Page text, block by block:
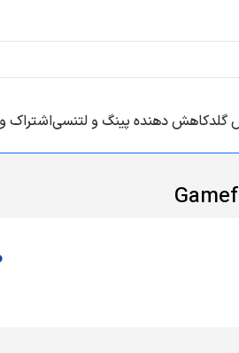
گلدکاهش دهنده پینگ و لتنسیاشتراک